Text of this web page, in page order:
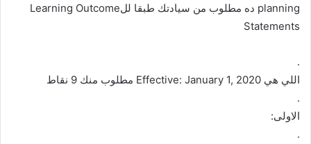
planning ده مطلوب من سيادتك طبقا للLearning Outcome
Statements
.
اللي هي Effective: January 1, 2020 مطلوب منك 9 نقاط
.
الاولى:
.